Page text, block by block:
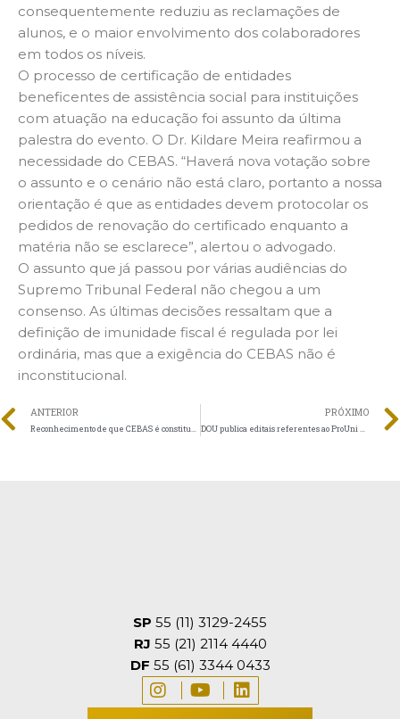
consequentemente reduziu as reclamações de
alunos, e o maior envolvimento dos colaboradores
em todos os níveis.
O processo de certificação de entidades
beneficentes de assistência social para instituições
com atuação na educação foi assunto da última
palestra do evento. O Dr. Kildare Meira reafirmou a
necessidade do CEBAS. “Haverá nova votação sobre
o assunto e o cenário não está claro, portanto a nossa
orientação é que as entidades devem protocolar os
pedidos de renovação do certificado enquanto a
matéria não se esclarece”, alertou o advogado.
O assunto que já passou por várias audiências do
Supremo Tribunal Federal não chegou a um
consenso. As últimas decisões ressaltam que a
definição de imunidade fiscal é regulada por lei
ordinária, mas que a exigência do CEBAS não é
inconstitucional.
ANTERIOR PRÓXIMO
SP 55 (11) 3129-2455
RJ 55 (21) 2114 4440
DF 55 (61) 3344 0433